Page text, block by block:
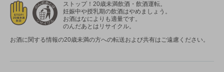
ストップ！20歳未満飲酒・飲酒運転。
妊娠中や授乳期の飲酒はやめましょう。
お酒はなによりも適量です。
のんだあとはリサイクル。
お酒に関する情報の20歳未満の方への転送および共有はご遠慮ください。